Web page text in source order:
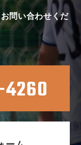
問い合わせくだ